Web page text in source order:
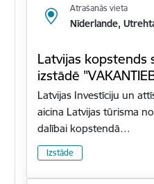
Atrašanās vieta
Nīderlande,
Latvijas
izstādē
Latvijas Investīciju un
aicina Latvijas tūrisma
dalībai kopstendā…
Izstāde